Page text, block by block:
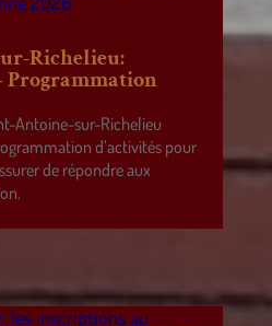
Richelieu:
Programmation
Antoine-sur-Richelieu
d’activités pour
de répondre aux